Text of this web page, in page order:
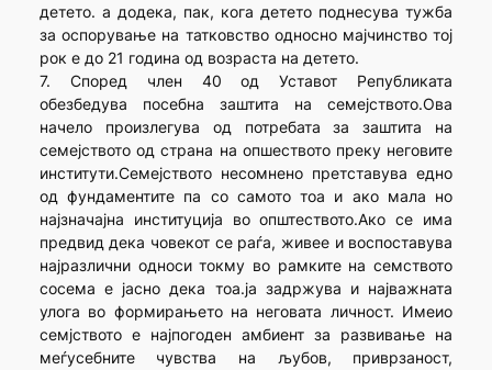
детето. а додека, пак, кога детето поднесува тужба
за оспорување на татковство односно мајчинство тој
рок е до 21 година од возраста на детето.
7. Според член 40 од Уставот Републиката
обезбедува посебна заштита на семејството.Ова
начело произлегува од потребата за заштита на
семејството од страна на опшеството преку неговите
институти.Семејството несомнено претставува едно
од фундаментите па со самото тоа и ако мала но
најзначајна институција во општеството.Ако се има
предвид дека човекот се раѓа, живее и воспоставува
најразлични односи токму во рамките на семството
сосема е јасно дека тоа.ја задржува и најважната
улога во формирањето на неговата личност. Имеио
семјството е најпогоден амбиент за развивање на
меѓусебните чувства на љубов, приврзаност,